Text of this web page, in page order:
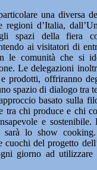
una diversa
regioni d’Italia,
gli spazi della fiera
ai visitatori di
le comunità che si
Le delegazioni
prodotti, offriranno
spazio di dialogo tra
basato sulla
tra chi produce e chi
e
sarà lo show
cuochi del progetto
giorno ad utilizzare